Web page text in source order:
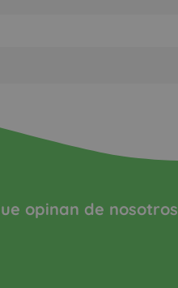
opinan de nosotros